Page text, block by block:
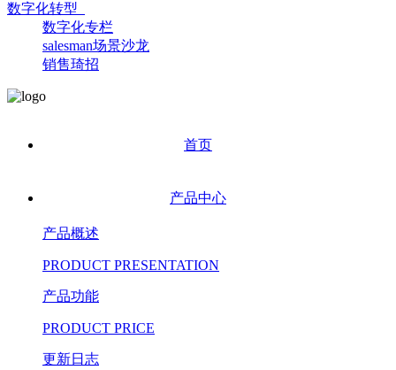
数字化转型
数字化专栏
salesman场景沙龙
销售琦招
首页
产品中心
产品概述
PRODUCT PRESENTATION
产品功能
PRODUCT PRICE
更新日志